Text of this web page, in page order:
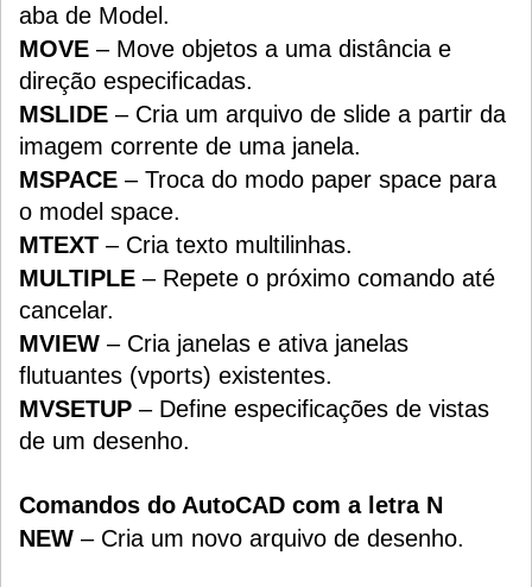
aba de Model.
MOVE – Move objetos a uma distância e
direção especificadas.
MSLIDE – Cria um arquivo de slide a partir da
imagem corrente de uma janela.
MSPACE – Troca do modo paper space para
o model space.
MTEXT – Cria texto multilinhas.
MULTIPLE – Repete o próximo comando até
cancelar.
MVIEW – Cria janelas e ativa janelas
flutuantes (vports) existentes.
MVSETUP – Define especificações de vistas
de um desenho.
Comandos do AutoCAD com a letra N
NEW – Cria um novo arquivo de desenho.